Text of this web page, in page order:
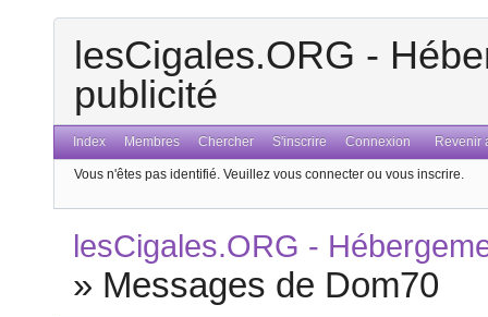
lesCigales.ORG -
publicité
Index Membres Chercher S'inscrire Connexion Revenir
Vous n'êtes pas identifié. Veuillez vous connecter ou vous inscrire.
lesCigales.ORG -
» Messages de Dom70